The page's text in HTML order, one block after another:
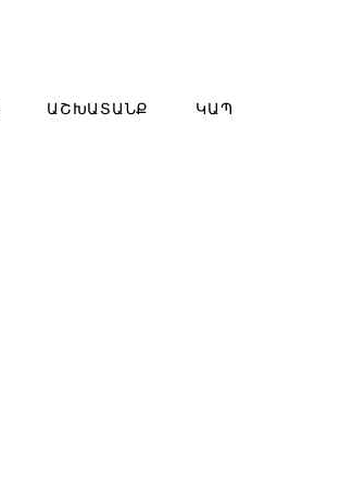
ԱՇԽԱՏԱՆՔ ԿԱՊ